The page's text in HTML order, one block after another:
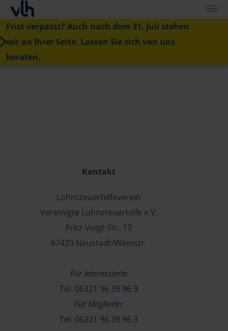
Frist verpasst? Auch nach dem 31. Juli stehen
wir an Ihrer Seite. Lassen Sie sich von uns
beraten.
Kontakt
Lohnsteuerhilfeverein
Vereinigte Lohnsteuerhilfe e.V.
Fritz-Voigt-Str. 13
67433 Neustadt/Weinstr.
Für Interessierte
Tel. 06321 96 39 96 9
Für Mitglieder
Tel. 06321 96 39 96 3